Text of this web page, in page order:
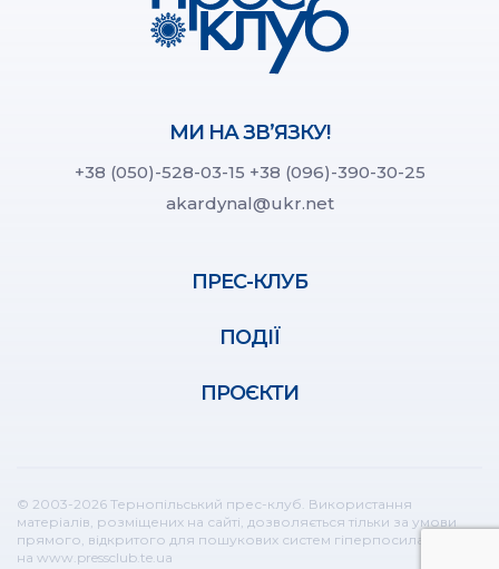
МИ НА ЗВ’ЯЗКУ!
+38 (050)-528-03-15 +38 (096)-390-30-25
akardynal@ukr.net
ПРЕС-КЛУБ
ПОДІЇ
ПРОЄКТИ
© 2003-2026 Тернопільський прес-клуб. Використання
матеріалів, розміщених на сайті, дозволяється тільки за умови
прямого, відкритого для пошукових систем гіперпосилання
на www.pressclub.te.ua